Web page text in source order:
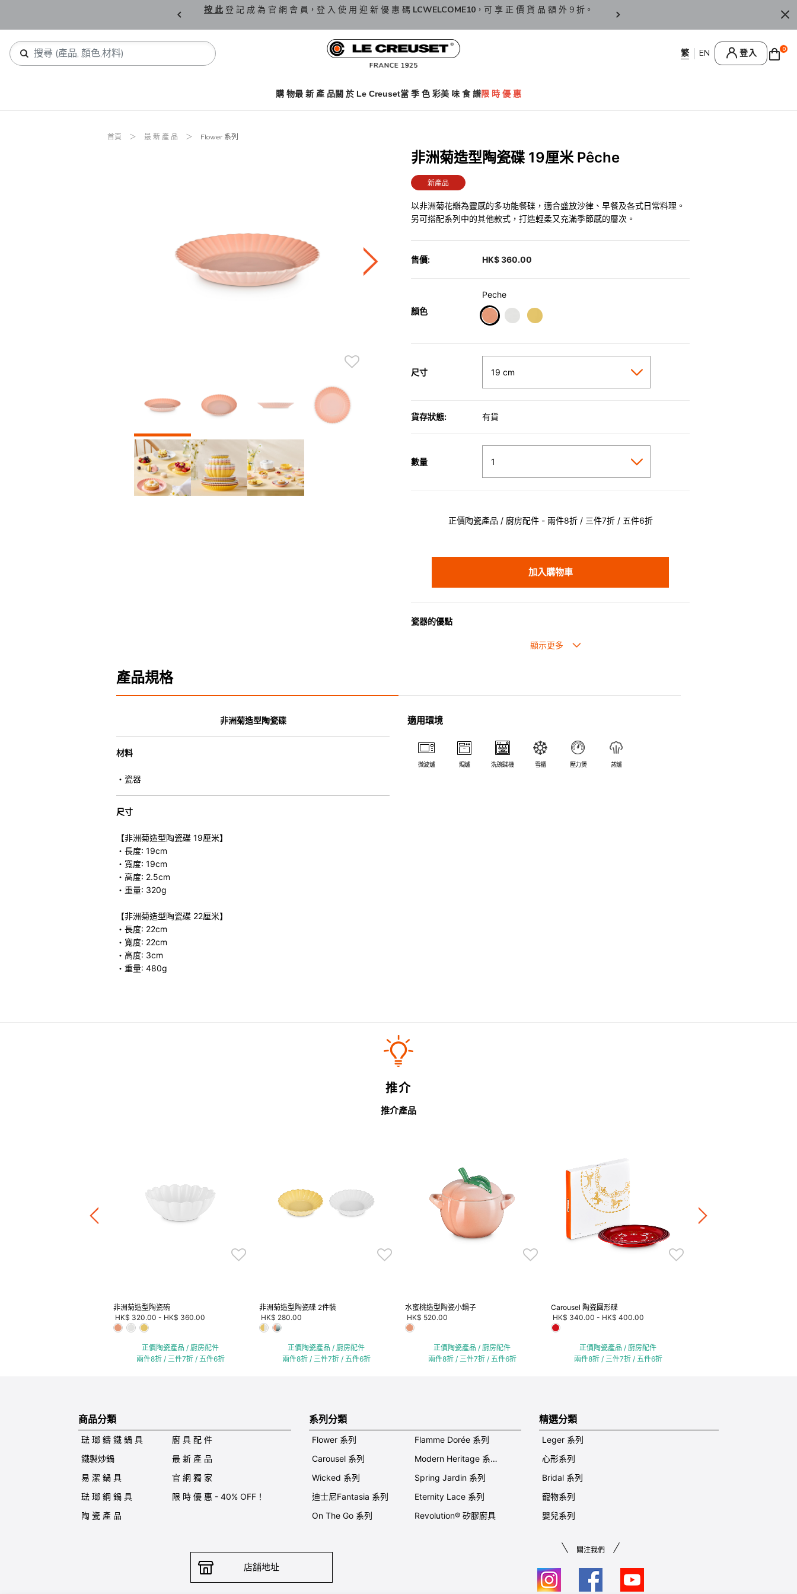
按 此 登 記 成 為 官 網 會 員，登 入 使 用 迎 新 優 惠 碼 LCWELCOME10 ，可 享 正 價 貨 品 額 外 9 折。 香 港 / 澳 門 訂 單 滿
登入 0
購 物最 新 產 品關 於 Le Creuset當 季 色 彩美 味 食 譜限 時 優 惠
首頁 最 新 產 品 Flower 系列
非洲菊造型陶瓷碟 19厘米 Pêche
新產品
以非洲菊花瓣為靈感的多功能餐碟，適合盛放沙律、早餐及各式日常料理。
另可搭配系列中的其他款式，打造輕柔又充滿季節感的層次。
售價: HK$ 360.00
顏色
Peche
尺寸
貨存狀態: 有貨
數量
正價陶瓷產品 / 廚房配件 - 兩件8折 / 三件7折 / 五件6折
加入購物車
瓷器的優點
• 耐熱性極佳，適用於微波爐，也可放入焗爐，耐熱程度高達260℃。
• 即使經常使用亦不會容易吸取食物氣味。
*不可直接用於熱源上
產品規格
非洲菊造型陶瓷碟
材料
・瓷器
尺寸
【非洲菊造型陶瓷碟 19厘米】
・長度: 19cm
・寬度: 19cm
・高度: 2.5cm
・重量: 320g
【非洲菊造型陶瓷碟 22厘米】
・長度: 22cm
・寬度: 22cm
・高度: 3cm
・重量: 480g
適用環境
微波爐 焗爐 洗碗碟機 雪櫃 壓力煲 蒸爐
推介
推介產品
非洲菊造型陶瓷碗
HK$ 320.00 - HK$ 360.00
正價陶瓷產品 / 廚房配件
兩件8折 / 三件7折 / 五件6折
非洲菊造型陶瓷碟 2件裝
HK$ 280.00
正價陶瓷產品 / 廚房配件
兩件8折 / 三件7折 / 五件6折
水蜜桃造型陶瓷小鍋子
HK$ 520.00
正價陶瓷產品 / 廚房配件
兩件8折 / 三件7折 / 五件6折
Carousel 陶瓷圓形碟
HK$ 340.00 - HK$ 400.00
正價陶瓷產品 / 廚房配件
兩件8折 / 三件7折 / 五件6折
商品分類
琺 瑯 鑄 鐵 鍋 具
鐵製炒鍋
易 潔 鍋 具
琺 瑯 鋼 鍋 具
陶 瓷 產 品
廚 具 配 件
最 新 產 品
官 網 獨 家
限 時 優 惠 - 40% OFF！
系列分類
Flower 系列
Carousel 系列
Wicked 系列
迪士尼Fantasia 系列
On The Go 系列
Flamme Dorée 系列
Modern Heritage 系列
Spring Jardin 系列
Eternity Lace 系列
Revolution® 矽膠廚具
精選分類
Leger 系列
心形系列
Bridal 系列
寵物系列
嬰兒系列
店舖地址
關注我們